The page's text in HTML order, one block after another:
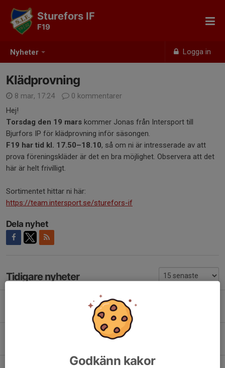
Nyheter Logga in
Sturefors IF
F19
Klädprovning
8 mar, 17:24
0 kommentarer
Hej!
Torsdag den 19 mars kommer Jonas från Intersport till
Bjurfors IP för klädprovning inför säsongen.
F19 har tid kl. 17.50–18.10, så om ni är intresserade av att
prova föreningskläder är det en bra möjlighet. Observera att det
här är helt frivilligt.
Sortimentet hittar ni här:
https://team.intersport.se/sturefors-if
Dela nyhet
Tidigare nyheter
Bemanning kiosk v 34
Roliga saker framöver
Godkänn kakor